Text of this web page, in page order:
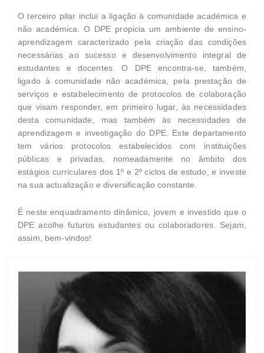
O terceiro pilar inclui a ligação à comunidade académica e
não académica. O DPE propicia um ambiente de ensino-
aprendizagem caracterizado pela criação das condições
necessárias ao sucesso e desenvolvimento integral de
estudantes e docentes. O DPE encontra-se, também,
ligado à comunidade não académica, pela prestação de
serviços e estabelecimento de protocolos de colaboração
que visam responder, em primeiro lugar, às necessidades
desta comunidade, mas também às necessidades de
aprendizagem e investigação do DPE. Este departamento
tem vários protocolos estabelecidos com instituições
públicas e privadas, nomeadamente no âmbito dos
estágios curriculares dos 1º e 2º ciclos de estudo, e investe
na sua actualização e diversificação constante.
É neste enquadramento dinâmico, jovem e investido que o
DPE acolhe futuros estudantes ou colaboradores. Sejam,
assim, bem-vindos!